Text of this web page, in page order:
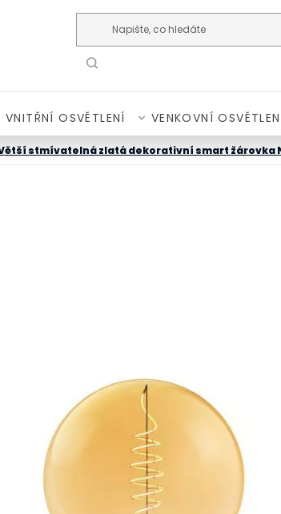
VNITŘNÍ OSVĚTLENÍ VENKOVNÍ
stmívatelná zlatá dekorativní smart žárovka